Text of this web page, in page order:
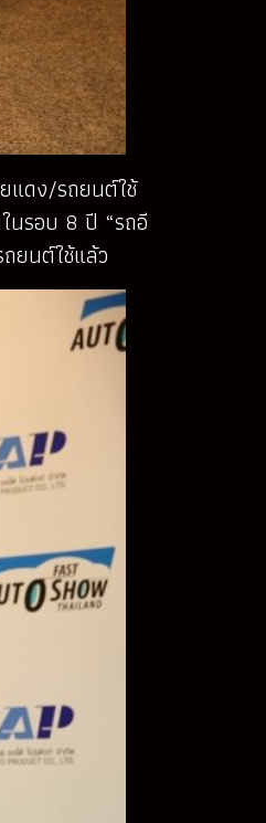
แดง/รถยนต์ใช้
นรอบ 8 ปี “รถอี
ยนต์ใช้แล้ว